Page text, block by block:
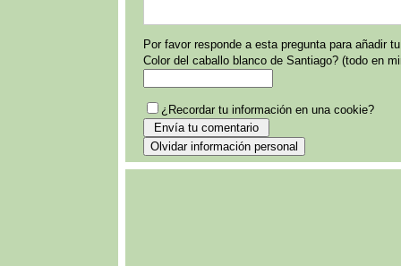
Por favor responde a esta pregunta para añadir
Color del caballo blanco de Santiago? (todo en
¿Recordar tu información en una cookie?